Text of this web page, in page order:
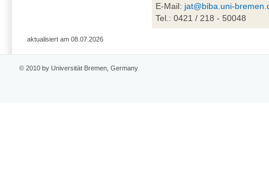
E-Mail: jat@biba.uni-
Tel.: 0421 / 218 - 50048
aktualisiert am 08.07.2026
© 2010 by Universität Bremen, Germany